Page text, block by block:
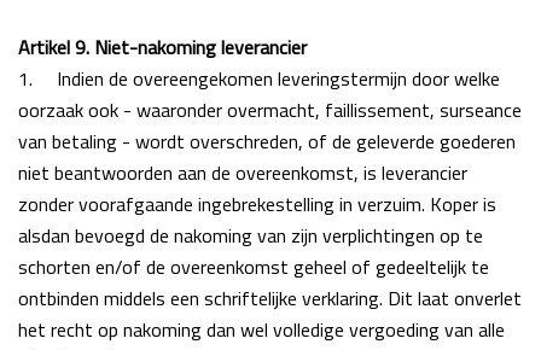
Artikel 9. Niet-nakoming leverancier
1.
Indien de overeengekomen leveringstermijn door welke
oorzaak ook - waaronder overmacht, faillissement, surseance
van betaling - wordt overschreden, of de geleverde goederen
niet beantwoorden aan de overeenkomst, is leverancier
zonder voorafgaande ingebrekestelling in verzuim. Koper is
alsdan bevoegd de nakoming van zijn verplichtingen op te
schorten en/of de overeenkomst geheel of gedeeltelijk te
ontbinden middels een schriftelijke verklaring. Dit laat onverlet
het recht op nakoming dan wel volledige vergoeding van alle